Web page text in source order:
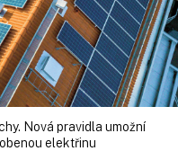
Nová pravidla umožní
elektřinu